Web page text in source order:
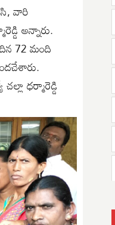
వారి
అన్నారు.
72 మంది
ధర్మారెడ్డి